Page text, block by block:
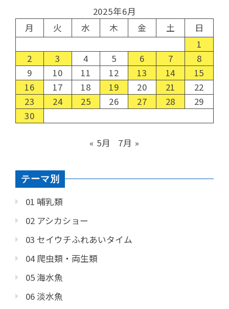
2025年6月
月
火 水 木 金 土
日
1
2
3 4 5 6 7
8
9
10 11 12 13 14
15
16
17 18 19 20 21
22
23
24 25 26 27 28
29
30
« 5月 7月 »
テーマ別
01 哺乳類
02 アシカショー
03 セイウチふれあいタイム
04 爬虫類・両生類
05 海水魚
06 淡水魚